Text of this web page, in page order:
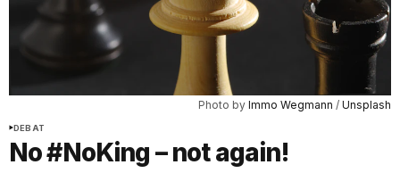
Photo by Immo Wegmann / Unsplash
DEBAT
No #NoKing – not again!